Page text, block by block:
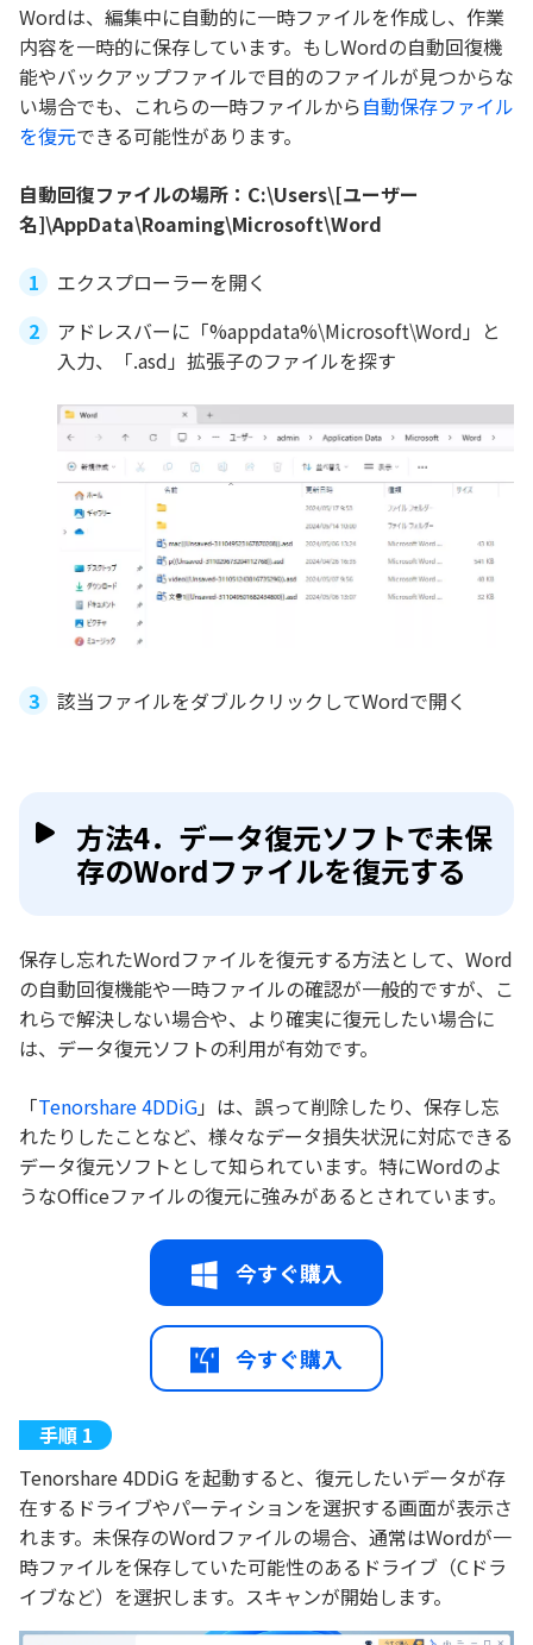
Wordは、編集中に自動的に一時ファイルを作成し、作業
内容を一時的に保存しています。もしWordの自動回復機
能やバックアップファイルで目的のファイルが見つからな
い場合でも、これらの一時ファイルから自動保存ファイル
を復元できる可能性があります。
自動回復ファイルの場所：C:\Users\[ユーザー
名]\AppData\Roaming\Microsoft\Word
エクスプローラーを開く
アドレスバーに「%appdata%\Microsoft\Word」と
入力、「.asd」拡張子のファイルを探す
該当ファイルをダブルクリックしてWordで開く
方法4．データ復元ソフトで未保
存のWordファイルを復元する
保存し忘れたWordファイルを復元する方法として、Word
の自動回復機能や一時ファイルの確認が一般的ですが、こ
れらで解決しない場合や、より確実に復元したい場合に
は、データ復元ソフトの利用が有効です。
「Tenorshare 4DDiG」は、誤って削除したり、保存し忘
れたりしたことなど、様々なデータ損失状況に対応できる
データ復元ソフトとして知られています。特にWordのよ
うなOfficeファイルの復元に強みがあるとされています。
今すぐ購入
今すぐ購入
Tenorshare 4DDiG を起動すると、復元したいデータが存
在するドライブやパーティションを選択する画面が表示さ
れます。未保存のWordファイルの場合、通常はWordが一
時ファイルを保存していた可能性のあるドライブ（Cドラ
イブなど）を選択します。スキャンが開始します。